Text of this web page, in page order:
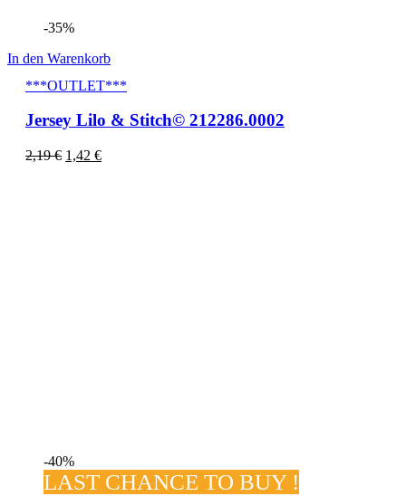
-35%
In den Warenkorb
***OUTLET***
Jersey Lilo & Stitch© 212286.0002
2,19€ 1,42 €
-40%
LAST CHANCE TO BUY !